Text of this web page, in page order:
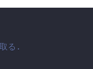
る.